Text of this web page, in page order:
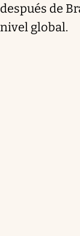
después de
nivel global.